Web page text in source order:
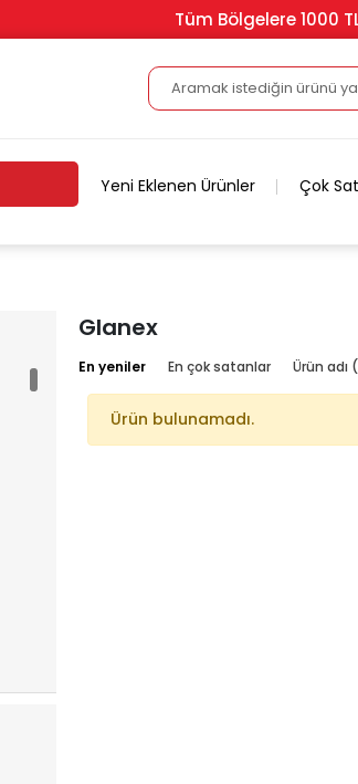
Tüm Bölgelere 1000
Yeni Eklenen Ürünler Çok
Glanex
En yeniler En çok satanlar Ürün adı
Ürün bulunamadı.